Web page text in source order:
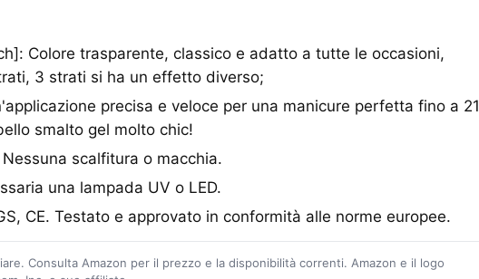
Colore trasparente, classico e adatto a tutte le occasioni,
3 strati si ha un effetto diverso;
precisa e veloce per una manicure perfetta fino a 21
smalto gel molto chic!
scalfitura o macchia.
una lampada UV o LED.
CE. Testato e approvato in conformità alle norme europee.
Consulta Amazon per il prezzo e la disponibilità correnti. Amazon e il logo